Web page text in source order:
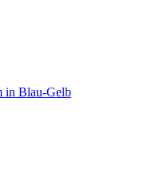
in Blau-Gelb